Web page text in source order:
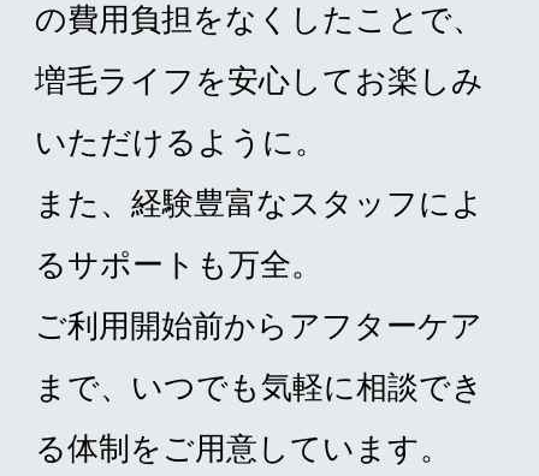
の費用負担をなくしたことで、
増毛ライフを安心してお楽しみ
いただけるように。
また、経験豊富なスタッフによ
るサポートも万全。
ご利用開始前からアフターケア
まで、いつでも気軽に相談でき
る体制をご用意しています。